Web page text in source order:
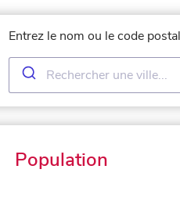
Entrez le nom ou le code
Population